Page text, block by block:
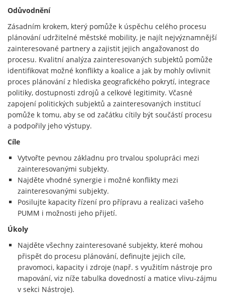
Odůvodnění
Zásadním krokem, který pomůže k úspěchu celého procesu
plánování udržitelné městské mobility, je najít nejvýznamnější
zainteresované partnery a zajistit jejich angažovanost do
procesu. Kvalitní analýza zainteresovaných subjektů pomůže
identifikovat možné konflikty a koalice a jak by mohly ovlivnit
proces plánování z hlediska geografického pokrytí, integrace
politiky, dostupnosti zdrojů a celkové legitimity. Včasné
zapojení politických subjektů a zainteresovaných institucí
pomůže k tomu, aby se od začátku cítily být součástí procesu
a podpořily jeho výstupy.
Cíle
Vytvořte pevnou základnu pro trvalou spolupráci mezi
zainteresovanými subjekty.
Najděte vhodné synergie i možné konflikty mezi
zainteresovanými subjekty.
Posilujte kapacity řízení pro přípravu a realizaci vašeho
PUMM i možnosti jeho přijetí.
Úkoly
Najděte všechny zainteresované subjekty, které mohou
přispět do procesu plánování, definujte jejich cíle,
pravomoci, kapacity i zdroje (např. s využitím nástroje pro
mapování, viz níže tabulka dovedností a matice vlivu-zájmu
v sekci Nástroje).